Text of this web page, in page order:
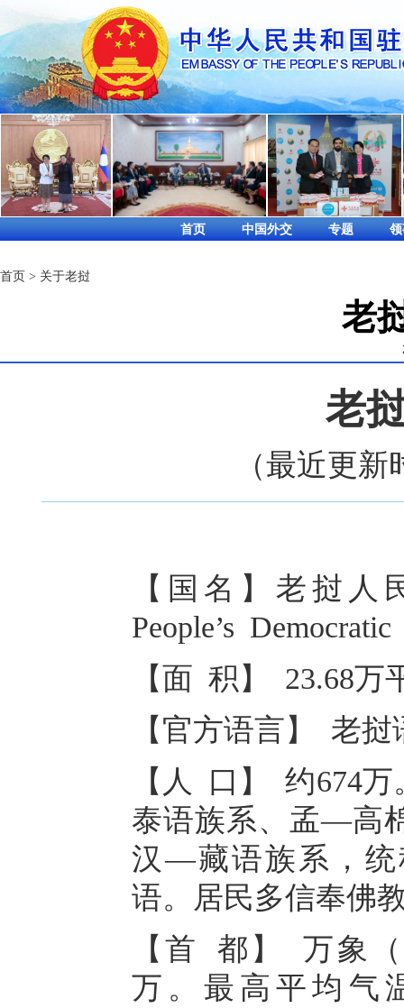
首页 中国外交 专题
首页 > 关于老挝
老
老
（最近更
【国名】老挝人
People’s
【面 积】 23.68万
【官方语言】 老挝
【人 口】 约674
泰语族系、孟—高
汉—藏语族系，统
语。居民多信奉佛
【首 都】 万象（
万。最高平均气